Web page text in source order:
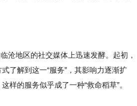
沧地区的社交媒体上迅速发酵。起初，
了解到这一“服务”，其影响力逐渐扩
样的服务似乎成了一种“救命稻草”。